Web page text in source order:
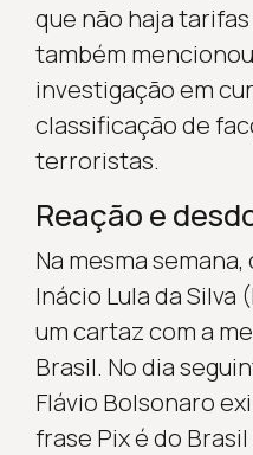
que não haja
também
investigação em
classificação de
terroristas.
Reação e
Na mesma
Inácio Lula da Silva
um cartaz com a
Brasil. No dia
Flávio Bolsonaro
frase Pix é do